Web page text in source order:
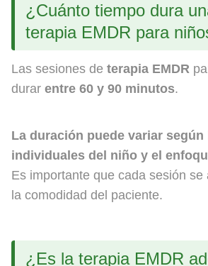
¿Cuánto tiempo dura
terapia EMDR para
Las sesiones de terapia EMDR
durar entre 60 y 90 minutos.
La duración puede variar
individuales del niño y el
Es importante que cada sesión se
la comodidad del paciente.
¿Es la terapia EMDR